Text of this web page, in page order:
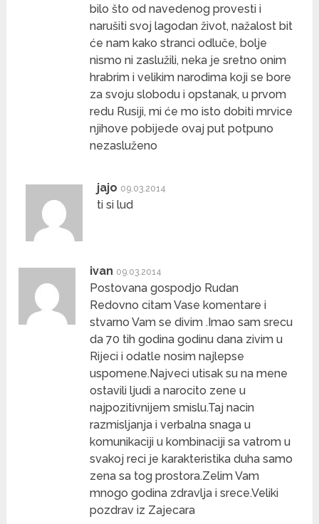
bilo što od navedenog provesti i
narušiti svoj lagodan život, nažalost bit
će nam kako stranci odluče, bolje
nismo ni zaslužili, neka je sretno onim
hrabrim i velikim narodima koji se bore
za svoju slobodu i opstanak, u prvom
redu Rusiji, mi će mo isto dobiti mrvice
njihove pobijede ovaj put potpuno
nezasluženo
jajo 09.03.2014
ti si lud
ivan 09.03.2014
Postovana gospodjo Rudan
Redovno citam Vase komentare i
stvarno Vam se divim .Imao sam srecu
da 70 tih godina godinu dana zivim u
Rijeci i odatle nosim najlepse
uspomene.Najveci utisak su na mene
ostavili ljudi a narocito zene u
najpozitivnijem smislu.Taj nacin
razmisljanja i verbalna snaga u
komunikaciji u kombinaciji sa vatrom u
svakoj reci je karakteristika duha samo
zena sa tog prostora.Zelim Vam
mnogo godina zdravlja i srece.Veliki
pozdrav iz Zajecara